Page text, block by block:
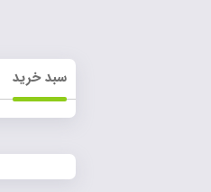
سبد خرید